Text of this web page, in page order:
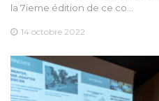
la 7ieme édition de ce co…
14 octobre 2022